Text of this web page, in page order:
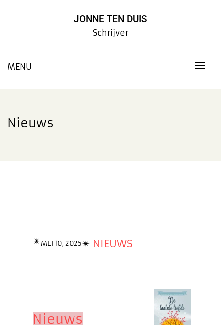
JONNE TEN DUIS
Schrijver
MENU
Nieuws
✴︎MEI 10, 2025✴︎ NIEUWS
Nieuws